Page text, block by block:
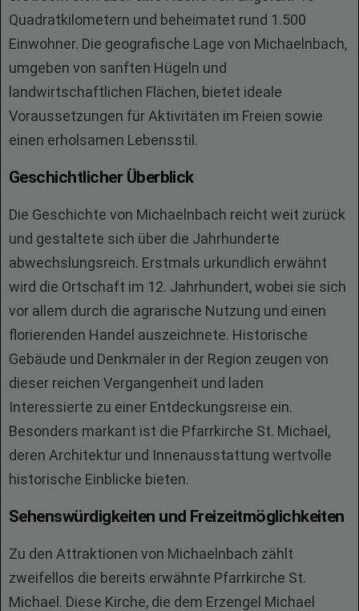
Quadratkilometern und beheimatet rund 1.500
Einwohner. Die geografische Lage von Michaelnbach,
umgeben von sanften Hügeln und
landwirtschaftlichen Flächen, bietet ideale
Voraussetzungen für Aktivitäten im Freien sowie
einen erholsamen Lebensstil.
Geschichtlicher Überblick
Die Geschichte von Michaelnbach reicht weit zurück
und gestaltete sich über die Jahrhunderte
abwechslungsreich. Erstmals urkundlich erwähnt
wird die Ortschaft im 12. Jahrhundert, wobei sie sich
vor allem durch die agrarische Nutzung und einen
florierenden Handel auszeichnete. Historische
Gebäude und Denkmäler in der Region zeugen von
dieser reichen Vergangenheit und laden
Interessierte zu einer Entdeckungsreise ein.
Besonders markant ist die Pfarrkirche St. Michael,
deren Architektur und Innenausstattung wertvolle
historische Einblicke bieten.
Sehenswürdigkeiten und Freizeitmöglichkeiten
Zu den Attraktionen von Michaelnbach zählt
zweifellos die bereits erwähnte Pfarrkirche St.
Michael. Diese Kirche, die dem Erzengel Michael